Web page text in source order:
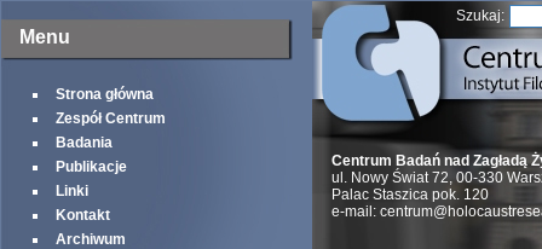
Menu
Strona główna
Zespół Centrum
Badania
Publikacje
Linki
Kontakt
Archiwum
Szukaj:
Centrum Badań nad Zagładą
ul. Nowy Świat 72, 00-330
Palac Staszica pok. 120
e-mail: